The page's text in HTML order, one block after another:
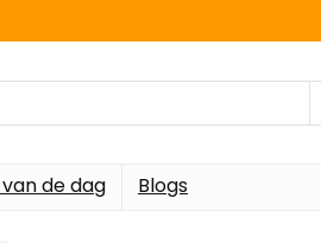
de dag Blogs